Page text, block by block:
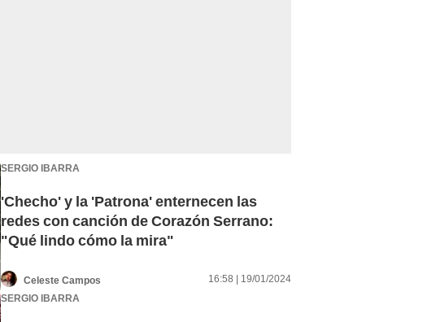
SERGIO IBARRA
'Checho' y la 'Patrona' enternecen las
redes con canción de Corazón Serrano:
"Qué lindo cómo la mira"
Celeste Campos
16:58 | 19/01/2024
SERGIO IBARRA